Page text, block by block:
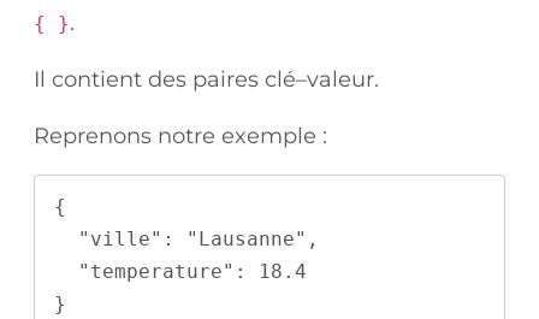
{ }.
Il contient des paires clé–valeur.
Reprenons notre exemple :
{
  "ville": "Lausanne",
  "temperature": 18.4
}